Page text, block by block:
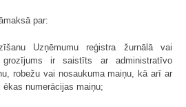
par:
Uzņēmumu reģistra žurnālā vai
grozījums ir saistīts ar administratīvo
robežu vai nosaukuma maiņu, kā arī ar
numerācijas maiņu;